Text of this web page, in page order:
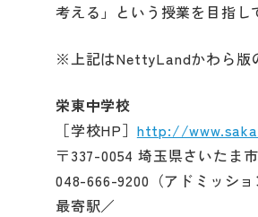
考える」という授業を目指し
※上記はNettyLandかわら版
栄東中学校
［学校HP］ http://
〒337-0054 埼玉県さいたま
048-666-9200（アドミッショ
最寄駅／